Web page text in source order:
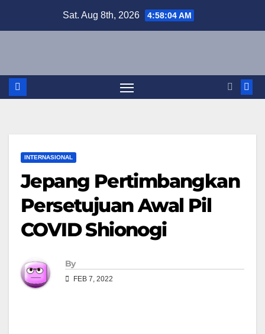
Sat. Aug 8th, 2026 4:58:04 AM
INTERNASIONAL
Jepang Pertimbangkan
Persetujuan Awal Pil
COVID Shionogi
By
FEB 7, 2022